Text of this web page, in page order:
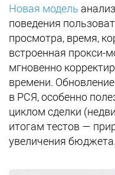
Новая модель
поведения
просмотра, время,
встроенная прокси-
мгновенно
времени.
в РСЯ, особенно
циклом сделки
итогам тестов —
увеличения бюджета.